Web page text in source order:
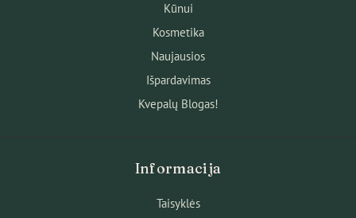
Kūnui
Kosmetika
Naujausios
Išpardavimas
Kvepalų Blogas!
Informacija
Taisyklės